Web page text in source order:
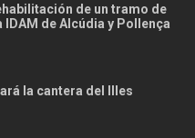
de un tramo de
de Alcúdia y Pollença
la cantera del Illes